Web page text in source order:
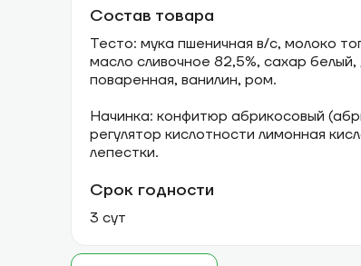
Состав товара
Тесто: мука пшеничная в/с, молоко
масло сливочное 82,5%, сахар
поваренная, ванилин, ром.
Начинка: конфитюр абрикосовый
регулятор кислотности лимонная
лепестки.
Срок годности
3 сут